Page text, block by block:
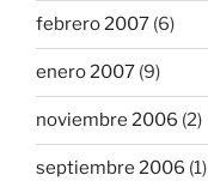
febrero 2007 (6)
enero 2007 (9)
noviembre 2006 (2)
septiembre 2006 (1)